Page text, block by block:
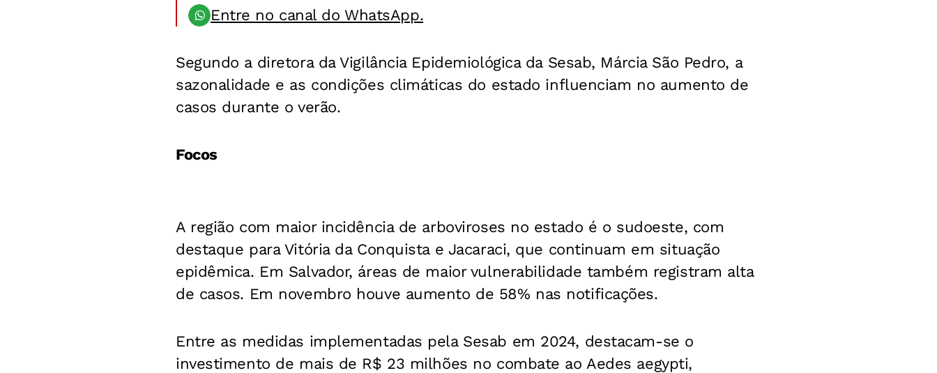
Entre no canal do WhatsApp.
Segundo a diretora da Vigilância Epidemiológica da Sesab, Márcia São Pedro, a
sazonalidade e as condições climáticas do estado influenciam no aumento de
casos durante o verão.
Focos
A região com maior incidência de arboviroses no estado é o sudoeste, com
destaque para Vitória da Conquista e Jacaraci, que continuam em situação
epidêmica. Em Salvador, áreas de maior vulnerabilidade também registram alta
de casos. Em novembro houve aumento de 58% nas notificações.
Entre as medidas implementadas pela Sesab em 2024, destacam-se o
investimento de mais de R$ 23 milhões no combate ao Aedes aegypti,